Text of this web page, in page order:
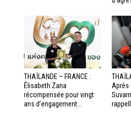
THAÏLANDE – FRANCE :
Élisabeth Zana
récompensée pour vingt
ans d’engagement...
Après